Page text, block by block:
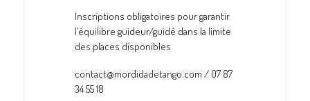
Inscriptions obligatoires pour garantir
l’équilibre guideur/guidé dans la limite
des places disponibles
contact@mordidadetango.com / 07 87
34 55 18